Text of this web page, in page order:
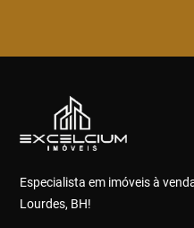
Especialista em imóveis à
Lourdes, BH!